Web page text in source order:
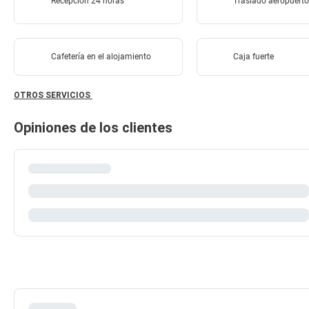
Cafetería en el alojamiento Caja fuerte
OTROS SERVICIOS
Opiniones de los clientes